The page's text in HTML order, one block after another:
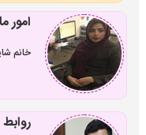
امور
خانم